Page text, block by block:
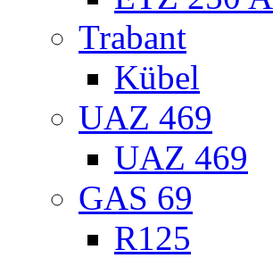
Trabant
Kübel
UAZ 469
UAZ 469
GAS 69
R125